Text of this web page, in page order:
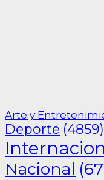
Arte y
Deporte (4859)
Nacional